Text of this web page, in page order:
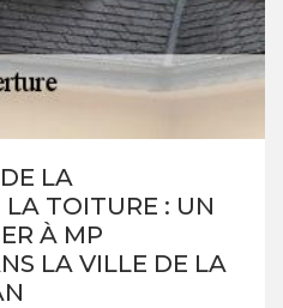
LA
LA TOITURE : UN
À MP
LA VILLE DE LA